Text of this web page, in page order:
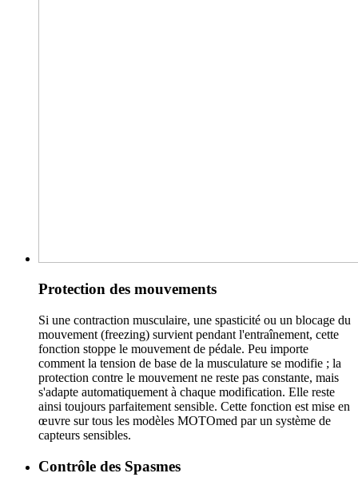
Protection des mouvements
Si une contraction musculaire, une spasticité ou un blocage du
mouvement (freezing) survient pendant l'entraînement, cette
fonction stoppe le mouvement de pédale. Peu importe
comment la tension de base de la musculature se modifie ; la
protection contre le mouvement ne reste pas constante, mais
s'adapte automatiquement à chaque modification. Elle reste
ainsi toujours parfaitement sensible. Cette fonction est mise en
œuvre sur tous les modèles MOTOmed par un système de
capteurs sensibles.
Contrôle des Spasmes